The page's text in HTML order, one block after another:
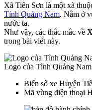
Xã Tiên Sơn là một xã
Tỉnh Quảng Nam. Nằm ở
nước ta.
Như vậy, các thắc mắc về
trong bài viết này.
Logo của Tỉnh Quảng
Biển số xe Huyện
Mã vùng điện thoại